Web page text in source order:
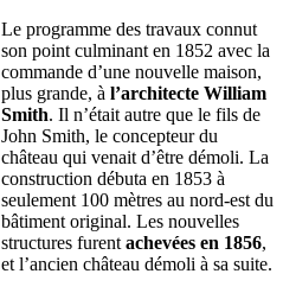
Le programme des travaux connut
son point culminant en 1852 avec la
commande d’une nouvelle maison,
plus grande, à l’architecte William
Smith. Il n’était autre que le fils de
John Smith, le concepteur du
château qui venait d’être démoli. La
construction débuta en 1853 à
seulement 100 mètres au nord-est du
bâtiment original. Les nouvelles
structures furent achevées en 1856,
et l’ancien château démoli à sa suite.